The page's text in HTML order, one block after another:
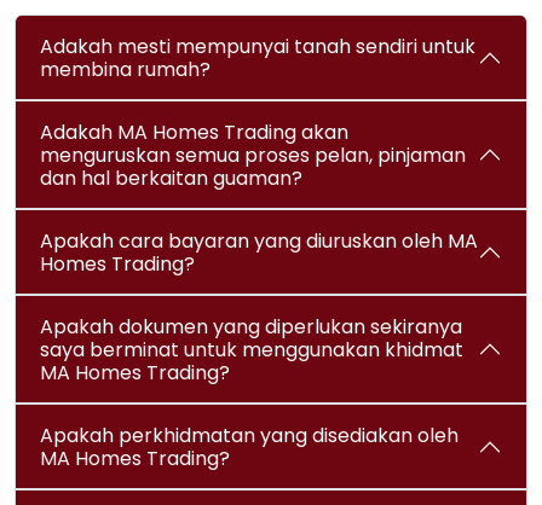
Adakah mesti mempunyai tanah sendiri untuk
membina rumah?
Adakah MA Homes Trading akan
menguruskan semua proses pelan, pinjaman
dan hal berkaitan guaman?
Apakah cara bayaran yang diuruskan oleh MA
Homes Trading?
Apakah dokumen yang diperlukan sekiranya
saya berminat untuk menggunakan khidmat
MA Homes Trading?
Apakah perkhidmatan yang disediakan oleh
MA Homes Trading?